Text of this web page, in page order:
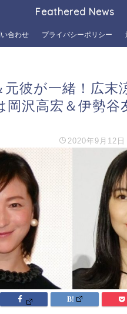
Feathered News
合わせ プライバシーポリシー
元彼が一緒！広末
岡沢高宏＆伊勢谷
2020年9月12日